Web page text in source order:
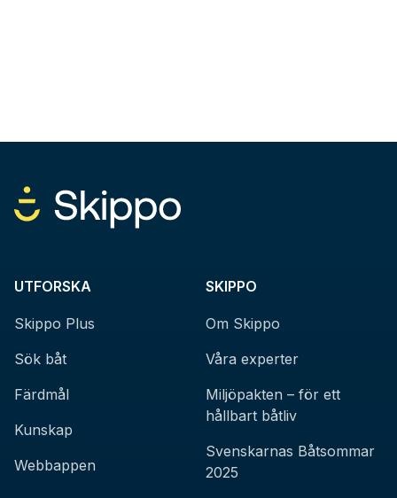
UTFORSKA
Skippo Plus
Sök båt
Färdmål
Kunskap
Webbappen
SKIPPO
Om Skippo
Våra experter
Miljöpakten – för ett
hållbart båtliv
Svenskarnas Båtsommar
2025